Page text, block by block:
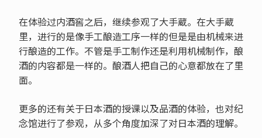
在体验过内酒窖之后，继续参观了大手蔵。在大手蔵
里，进行的是像手工酿造工序一样的但是是由机械来进
行酿造的工作。不管是手工制作还是利用机械制作，酿
酒的内容都是一样的。酿酒人把自己的心意都放在了里
面。
更多的还有关于日本酒的授课以及品酒的体验，也对纪
念馆进行了参观，从多个角度加深了对日本酒的理解。